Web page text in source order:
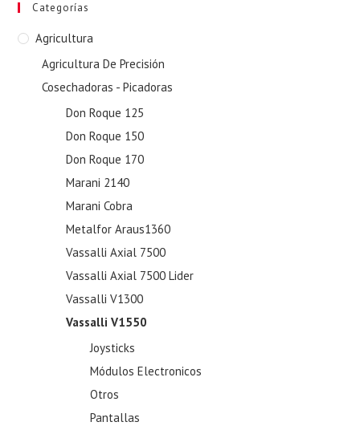
Categorías
Agricultura
Agricultura De Precisión
Cosechadoras - Picadoras
Don Roque 125
Don Roque 150
Don Roque 170
Marani 2140
Marani Cobra
Metalfor Araus1360
Vassalli Axial 7500
Vassalli Axial 7500 Lider
Vassalli V1300
Vassalli V1550
Joysticks
Módulos Electronicos
Otros
Pantallas